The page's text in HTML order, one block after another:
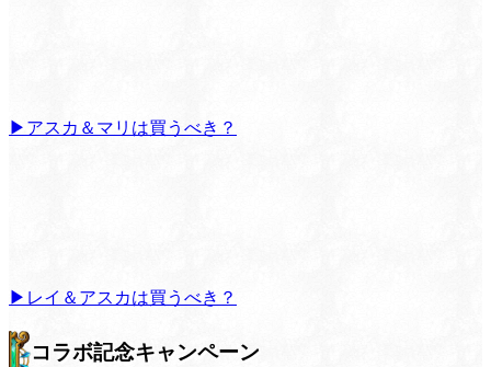
▶アスカ＆マリは買うべき？
▶レイ＆アスカは買うべき？
コラボ記念キャンペーン